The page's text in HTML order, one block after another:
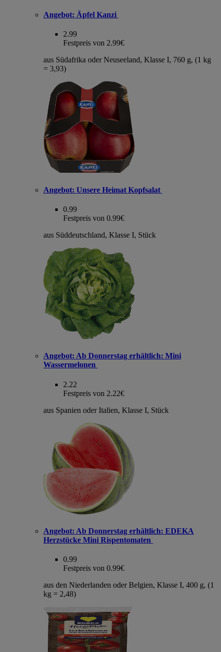
Angebot: Äpfel Kanzi
2.99
Festpreis von 2.99€
aus Südafrika oder Neuseeland, Klasse I, 760 g, (1 kg
= 3,93)
Angebot: Unsere Heimat Kopfsalat
0.99
Festpreis von 0.99€
aus Süddeutschland, Klasse I, Stück
Angebot: Ab Donnerstag erhältlich: Mini
Wassermelonen
2.22
Festpreis von 2.22€
aus Spanien oder Italien, Klasse I, Stück
Angebot: Ab Donnerstag erhältlich: EDEKA
Herzstücke Mini Rispentomaten
0.99
Festpreis von 0.99€
aus den Niederlanden oder Belgien, Klasse I, 400 g, (1
kg = 2,48)